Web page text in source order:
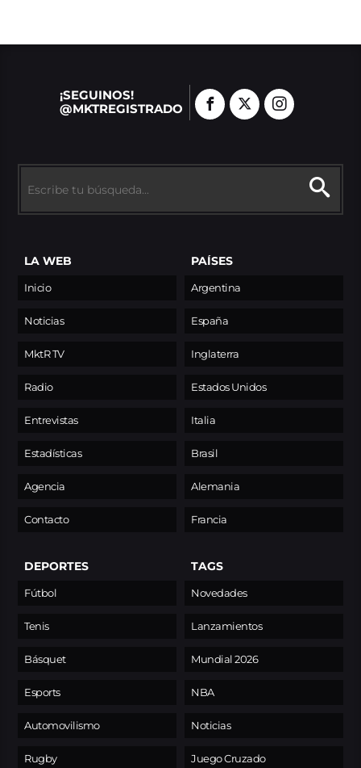
¡SEGUINOS!
@MKTREGISTRADO
LA WEB
Inicio
Noticias
MktR TV
Radio
Entrevistas
Estadísticas
Agencia
Contacto
PAÍSES
Argentina
España
Inglaterra
Estados Unidos
Italia
Brasil
Alemania
Francia
DEPORTES
Fútbol
Tenis
Básquet
Esports
Automovilismo
Rugby
TAGS
Novedades
Lanzamientos
Mundial 2026
NBA
Noticias
Juego Cruzado